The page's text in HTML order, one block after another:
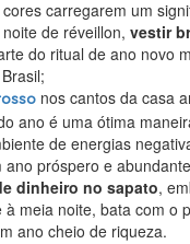
carregarem um
noite de réveillon,vestir
do ritual de ano novo
nos cantos da casa
ano é uma ótima
de energias
ano próspero e
dinheiro no sapato,
à meia noite, bata com o
ano cheio de riqueza.